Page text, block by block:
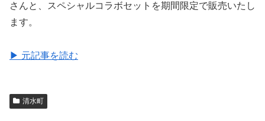
さんと、スペシャルコラボセットを期間限定で販売いたし
ます。
▶ 元記事を読む
清水町